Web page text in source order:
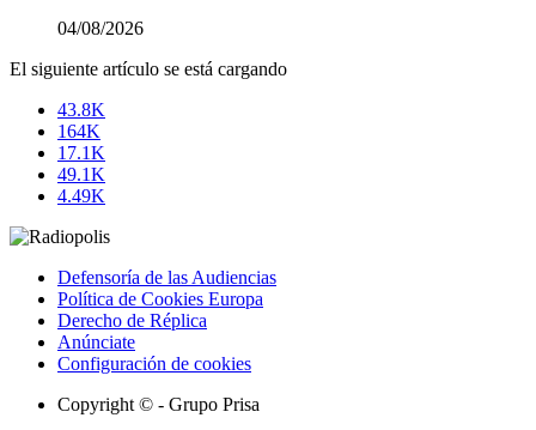
04/08/2026
El siguiente artículo se está cargando
43.8K
164K
17.1K
49.1K
4.49K
Defensoría de las Audiencias
Política de Cookies Europa
Derecho de Réplica
Anúnciate
Configuración de cookies
Copyright © - Grupo Prisa